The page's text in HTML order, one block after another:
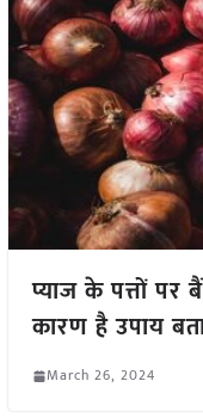
प्याज के पत्तों पर
कारण है उपाय
March 26, 2024